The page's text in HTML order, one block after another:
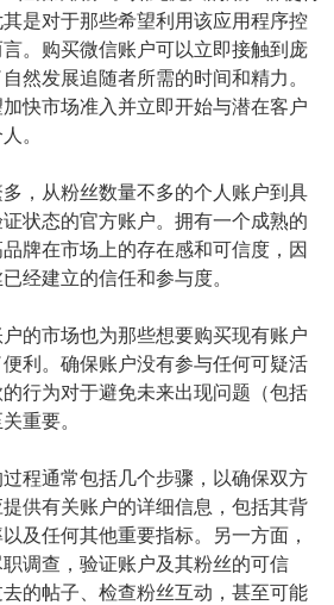
是对于那些希望利用该应用程序控
。购买微信账户可以立即接触到庞
然发展追随者所需的时间和精力。
快市场准入并立即开始与潜在客户
。
，从粉丝数量不多的个人账户到具
状态的官方账户。拥有一个成熟的
牌在市场上的存在感和可信度，因
经建立的信任和参与度。
的市场也为那些想要购买现有账户
利。确保账户没有参与任何可疑活
行为对于避免未来出现问题（包括
重要。
程通常包括几个步骤，以确保双方
供有关账户的详细信息，包括其背
及任何其他重要指标。另一方面，
调查，验证账户及其粉丝的可信
的帖子、检查粉丝互动，甚至可能